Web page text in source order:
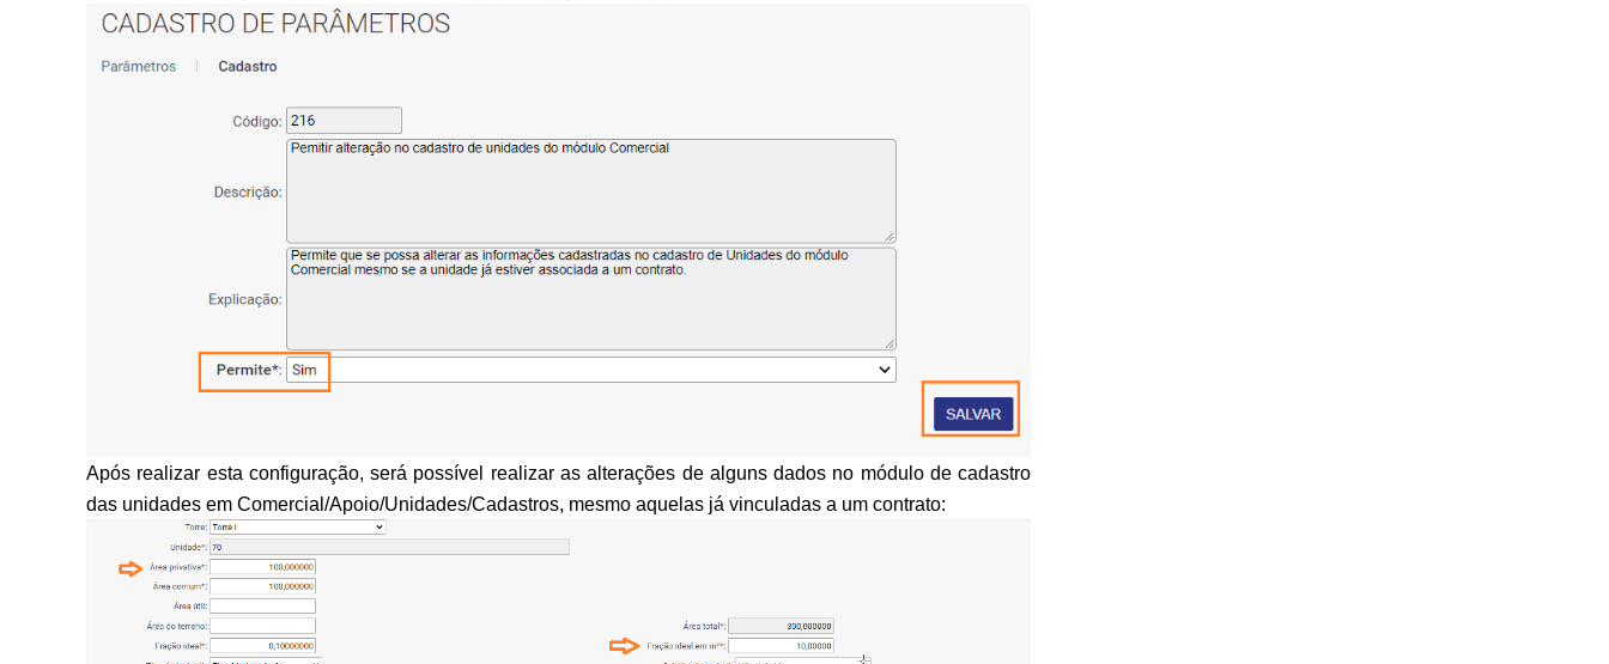
Após realizar esta configuração, será possível realizar as alterações de alguns dados no módulo de cadastro
das unidades em Comercial/Apoio/Unidades/Cadastros, mesmo aquelas já vinculadas a um contrato: